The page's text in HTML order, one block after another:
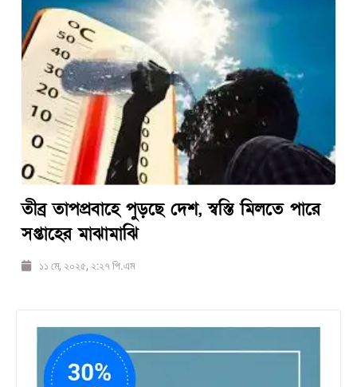
তীব্র তাপপ্রবাহে পুড়ছে দেশ, স্বস্তি মিলতে পারে
সপ্তাহের মাঝামাঝি
১১ মে, ২০২৫, ২:২৭ পি.এম